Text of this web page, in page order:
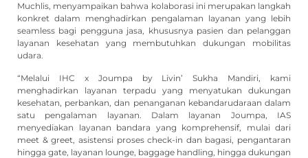
Muchlis, menyampaikan bahwa kolaborasi ini merupakan langkah
konkret dalam menghadirkan pengalaman layanan yang lebih
seamless bagi pengguna jasa, khususnya pasien dan pelanggan
layanan kesehatan yang membutuhkan dukungan mobilitas
udara.
“Melalui IHC x Joumpa by Livin’ Sukha Mandiri, kami
menghadirkan layanan terpadu yang menyatukan dukungan
kesehatan, perbankan, dan penanganan kebandarudaraan dalam
satu pengalaman layanan. Dalam layanan Joumpa, IAS
menyediakan layanan bandara yang komprehensif, mulai dari
meet & greet, asistensi proses check-in dan bagasi, pengantaran
hingga gate, layanan lounge, baggage handling, hingga dukungan